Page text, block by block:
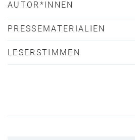
AUTOR*INNEN
PRESSEMATERIALIEN
LESERSTIMMEN